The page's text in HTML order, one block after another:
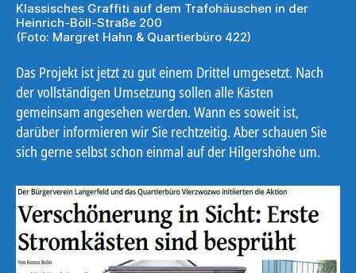
Klassisches Graffiti auf dem Trafohäuschen in der
Heinrich-Böll-Straße 200
(Foto: Margret Hahn & Quartierbüro 422)
Das Projekt ist jetzt zu gut einem Drittel umgesetzt. Nach
der vollständigen Umsetzung sollen alle Kästen
gemeinsam angesehen werden. Wann es soweit ist,
darüber informieren wir Sie rechtzeitig. Aber schauen Sie
sich gerne selbst schon einmal auf der Hilgershöhe um.